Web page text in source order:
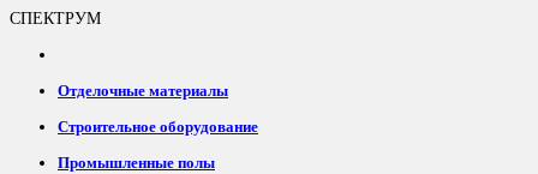
СПЕКТРУМ
Отделочные материалы
Строительное оборудование
Промышленные полы